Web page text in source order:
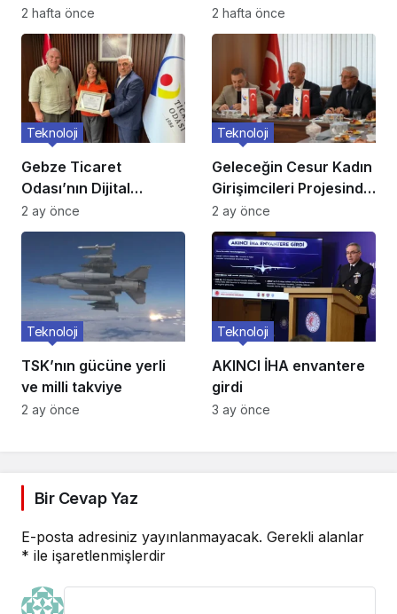
2 hafta önce 2 hafta önce
Gebze Ticaret
Odası’nın Dijital
Dönüşüm Projesi
Tamamlandı
Teknoloji
2 ay önce
Geleceğin Cesur Kadın
Girişimcileri Projesinde
Jüri Değerlendirmesi
Tamamlandı
Teknoloji
2 ay önce
TSK’nın gücüne yerli
ve milli takviye
Teknoloji
2 ay önce
AKINCI İHA envantere
girdi
Teknoloji
3 ay önce
Bir Cevap Yaz
E-posta adresiniz yayınlanmayacak. Gerekli alanlar
* ile işaretlenmişlerdir